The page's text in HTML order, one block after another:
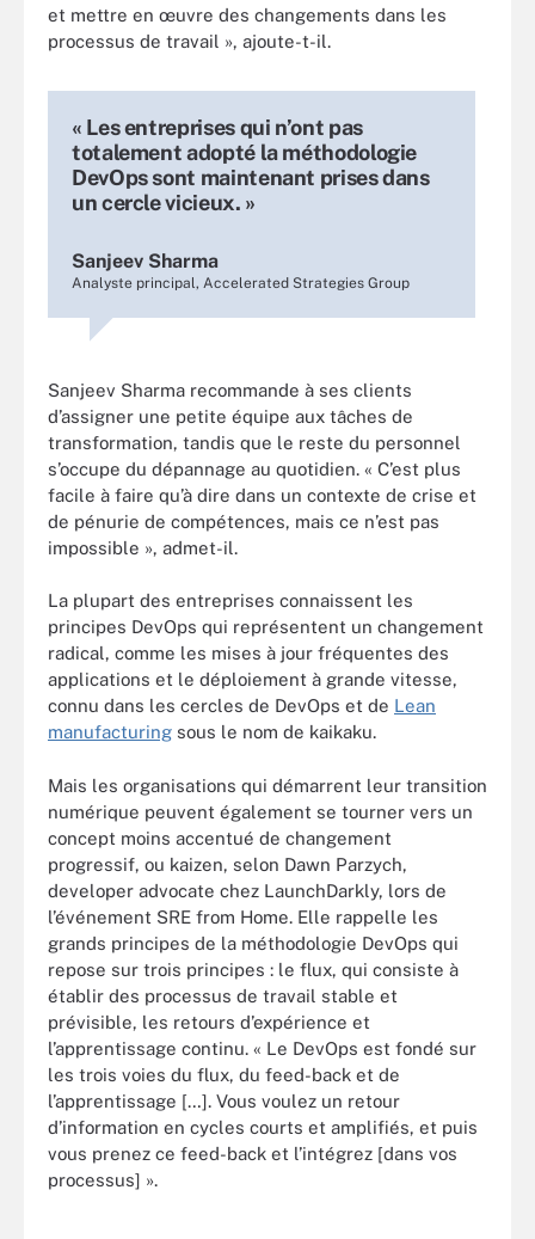
et mettre en œuvre des changements dans les
processus de travail », ajoute-t-il.
« Les entreprises qui n’ont pas
totalement adopté la méthodologie
DevOps sont maintenant prises dans
un cercle vicieux. »
Sanjeev Sharma
Analyste principal, Accelerated Strategies Group
Sanjeev Sharma recommande à ses clients
d’assigner une petite équipe aux tâches de
transformation, tandis que le reste du personnel
s’occupe du dépannage au quotidien. « C’est plus
facile à faire qu’à dire dans un contexte de crise et
de pénurie de compétences, mais ce n’est pas
impossible », admet-il.
La plupart des entreprises connaissent les
principes DevOps qui représentent un changement
radical, comme les mises à jour fréquentes des
applications et le déploiement à grande vitesse,
connu dans les cercles de DevOps et de Lean
manufacturing sous le nom de kaikaku.
Mais les organisations qui démarrent leur transition
numérique peuvent également se tourner vers un
concept moins accentué de changement
progressif, ou kaizen, selon Dawn Parzych,
developer advocate chez LaunchDarkly, lors de
l’événement SRE from Home. Elle rappelle les
grands principes de la méthodologie DevOps qui
repose sur trois principes : le flux, qui consiste à
établir des processus de travail stable et
prévisible, les retours d’expérience et
l’apprentissage continu. « Le DevOps est fondé sur
les trois voies du flux, du feed-back et de
l’apprentissage […]. Vous voulez un retour
d’information en cycles courts et amplifiés, et puis
vous prenez ce feed-back et l’intégrez [dans vos
processus] ».